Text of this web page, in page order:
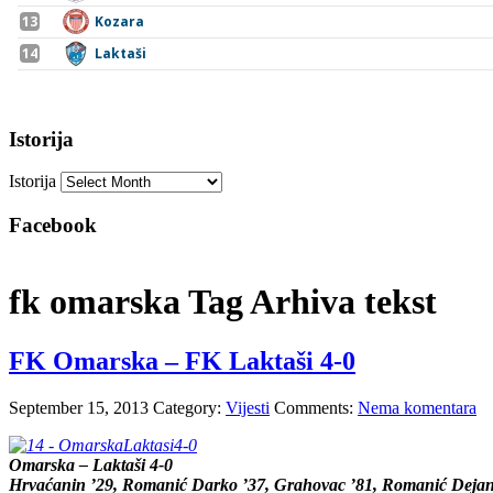
Istorija
Istorija
Facebook
fk omarska Tag Arhiva tekst
FK Omarska – FK Laktaši 4-0
September 15, 2013 Category: Vijesti Comments: Nema komentara
Omarska – Laktaši 4-0
Hrvaćanin ’29, Romanić Darko ’37, Grahovac ’81, Romanić